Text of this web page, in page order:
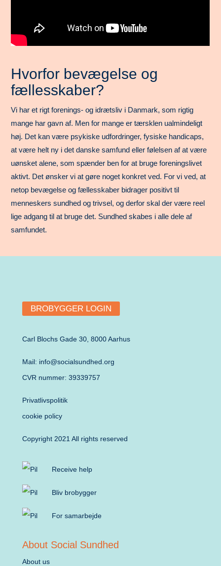
Hvorfor bevægelse og
fællesskaber?
Vi har et rigt forenings- og idrætsliv i Danmark, som rigtig
mange har gavn af. Men for mange er tærsklen ualmindeligt
høj. Det kan være psykiske udfordringer, fysiske handicaps,
at være helt ny i det danske samfund eller følelsen af at være
uønsket alene, som spænder ben for at bruge foreningslivet
aktivt. Det ønsker vi at gøre noget konkret ved. For vi ved, at
netop bevægelse og fællesskaber bidrager positivt til
menneskers sundhed og trivsel, og derfor skal der være reel
lige adgang til at bruge det. Sundhed skabes i alle dele af
samfundet.
BROBYGGER LOGIN
Carl Blochs Gade 30, 8000 Aarhus
Mail: info@socialsundhed.org
CVR nummer: 39339757
Privatlivspolitik
cookie policy
Copyright 2021 All rights reserved
Receive help
Bliv brobygger
For samarbejde
About Social Sundhed
About us